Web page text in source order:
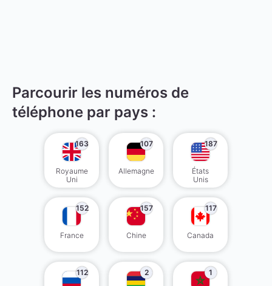
Parcourir les numéros de
téléphone par pays :
163
Royaume
Uni
107
Allemagne
187
États
Unis
152
France
157
Chine
117
Canada
112 2 1